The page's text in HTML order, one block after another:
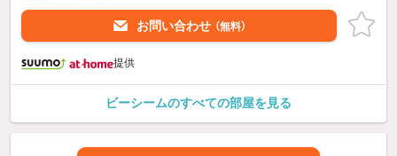
お問い合わせ （無料）
提供
ビーシームのすべての部屋を見る